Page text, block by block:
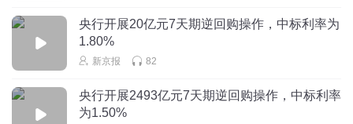
央行开展20亿元7天期逆回购操作，中标利率为
1.80%
新京报 82
央行开展2493亿元7天期逆回购操作，中标利率
为1.50%